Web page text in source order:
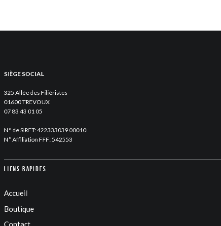
SIÈGE SOCIAL
325 Allée des Filiéristes
01600 TREVOUX
07 83 43 01 05
N° de SIRET: 422333039 00010
N° Affiliation FFF: 542553
Liens rapides
Accueil
Boutique
Contact